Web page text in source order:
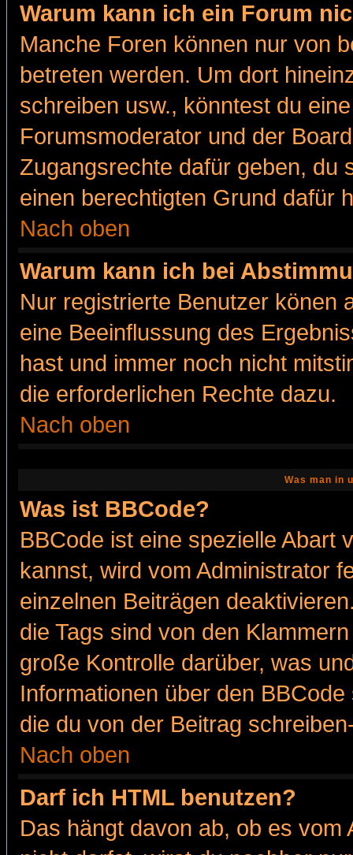
Warum kann ich ein Forum
Manche Foren können nur von
betreten werden. Um dort
schreiben usw., könntest du
Forumsmoderator und der
Zugangsrechte dafür geben, du
einen berechtigten Grund dafür
Nach oben
Warum kann ich bei
Nur registrierte Benutzer könen
eine Beeinflussung des
hast und immer noch nicht
die erforderlichen Rechte dazu.
Nach oben
Was man in
Was ist BBCode?
BBCode ist eine spezielle Abart
kannst, wird vom Administrator
einzelnen Beiträgen
die Tags sind von den
große Kontrolle darüber, was
Informationen über den
die du von der Beitrag
Nach oben
Darf ich HTML benutzen?
Das hängt davon ab, ob es